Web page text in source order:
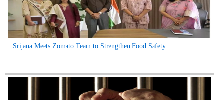
Srijana Meets Zomato Team to Strengthen Food Safety...